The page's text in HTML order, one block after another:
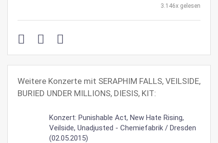
3.146x gelesen
Weitere Konzerte mit SERAPHIM FALLS, VEILSIDE,
BURIED UNDER MILLIONS, DIESIS, KIT:
Konzert: Punishable Act, New Hate Rising,
Veilside, Unadjusted - Chemiefabrik / Dresden
(02.05.2015)